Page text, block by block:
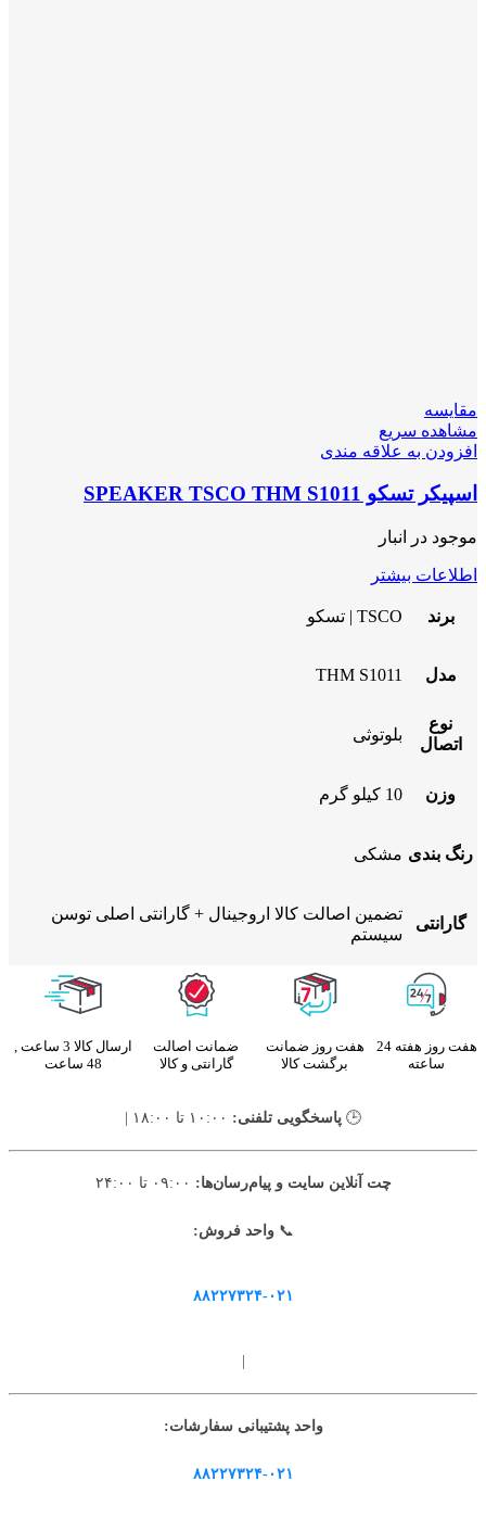
مقایسه
مشاهده سریع
افزودن به علاقه مندی
اسپیکر تسکو SPEAKER TSCO THM S1011
موجود در انبار
اطلاعات بیشتر
برند TSCO | تسکو
مدل THM S1011
نوع
اتصال
بلوتوثی
وزن 10 کیلو گرم
رنگ بندی مشکی
گارانتی
تضمین اصالت کالا اروجینال + گارانتی اصلی توسن
سیستم
هفت روز هفته 24
ساعته
هفت روز ضمانت
برگشت کالا
ضمانت اصالت
گارانتی و کالا
ارسال کالا 3 ساعت ,
48 ساعت
🕒 پاسخگویی تلفنی:
چت آنلاین سایت و پیام‌رسان‌ها:
📞واحد فروش:
۸۸۲۲۷۳۲۴-۰۲۱
|
واحد پشتیبانی سفارشات:
۸۸۲۲۷۳۲۴-۰۲۱